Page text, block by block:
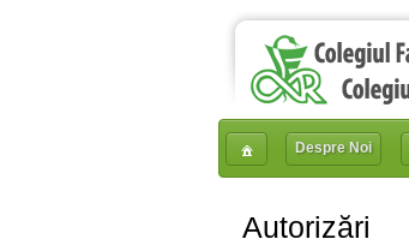
Despre Noi
Autorizări